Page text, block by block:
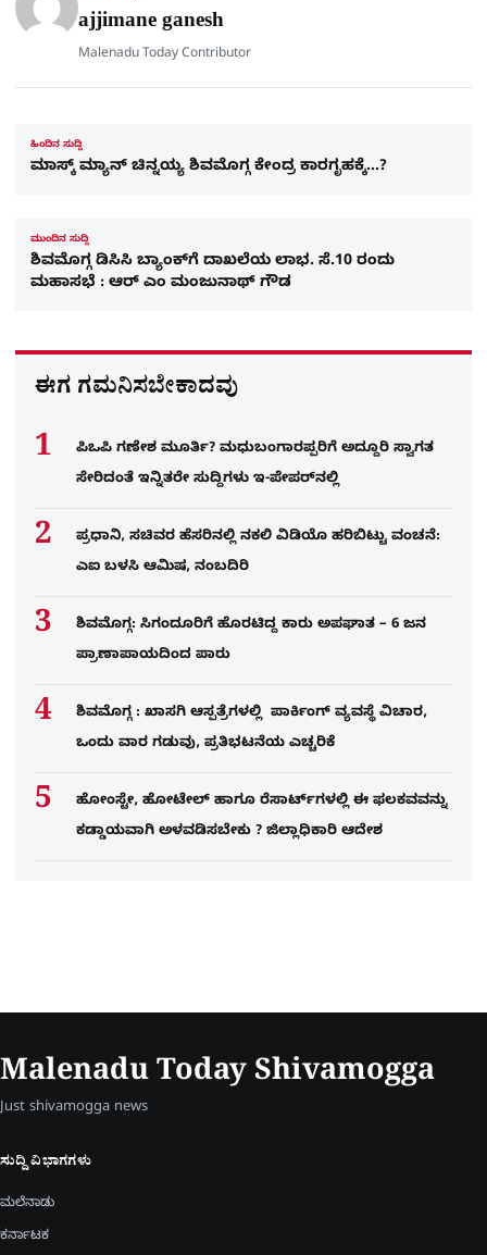
ajjimane ganesh
Malenadu Today Contributor
ಹಿಂದಿನ ಸುದ್ದಿ
ಮಾಸ್ಕ್​ ಮ್ಯಾನ್​ ಚಿನ್ನಯ್ಯ ಶಿವಮೊಗ್ಗ ಕೇಂದ್ರ ಕಾರಗೃಹಕ್ಕೆ…?
ಮುಂದಿನ ಸುದ್ದಿ
ಶಿವಮೊಗ್ಗ ಡಿಸಿಸಿ ಬ್ಯಾಂಕ್‌ಗೆ ದಾಖಲೆಯ ಲಾಭ. ಸೆ.10 ರಂದು
ಮಹಾಸಭೆ : ಆರ್​ ಎಂ ಮಂಜುನಾಥ್​ ಗೌಡ
ಈಗ ಗಮನಿಸಬೇಕಾದವು
ಪಿಒಪಿ ಗಣೇಶ ಮೂರ್ತಿ? ಮಧುಬಂಗಾರಪ್ಪರಿಗೆ ಅದ್ದೂರಿ ಸ್ವಾಗತ
ಸೇರಿದಂತೆ ಇನ್ನಿತರೇ ಸುದ್ದಿಗಳು ಇ-ಪೇಪರ್​ನಲ್ಲಿ
ಪ್ರಧಾನಿ, ಸಚಿವರ ಹೆಸರಿನಲ್ಲಿ ನಕಲಿ ವಿಡಿಯೊ ಹರಿಬಿಟ್ಟು ವಂಚನೆ:
ಎಐ ಬಳಸಿ ಆಮಿಷ, ನಂಬದಿರಿ
ಶಿವಮೊಗ್ಗ: ಸಿಗಂದೂರಿಗೆ ಹೊರಟಿದ್ದ ಕಾರು ಅಪಘಾತ – 6 ಜನ
ಪ್ರಾಣಾಪಾಯದಿಂದ ಪಾರು
ಶಿವಮೊಗ್ಗ : ಖಾಸಗಿ ಆಸ್ಪತ್ರೆಗಳಲ್ಲಿ ಪಾರ್ಕಿಂಗ್​ ವ್ಯವಸ್ಥೆ ವಿಚಾರ,
ಒಂದು ವಾರ ಗಡುವು, ಪ್ರತಿಭಟನೆಯ ಎಚ್ಚರಿಕೆ
ಹೋಂಸ್ಟೇ, ಹೋಟೇಲ್ ಹಾಗೂ ರೆಸಾರ್ಟ್‌ಗಳಲ್ಲಿ ಈ ಫಲಕವವನ್ನು
ಕಡ್ಡಾಯವಾಗಿ ಅಳವಡಿಸಬೇಕು ? ಜಿಲ್ಲಾಧಿಕಾರಿ ಆದೇಶ
Malenadu Today Shivamogga
Just shivamogga news
ಸುದ್ದಿ ವಿಭಾಗಗಳು
ಮಲೆನಾಡು
ಕರ್ನಾಟಕ